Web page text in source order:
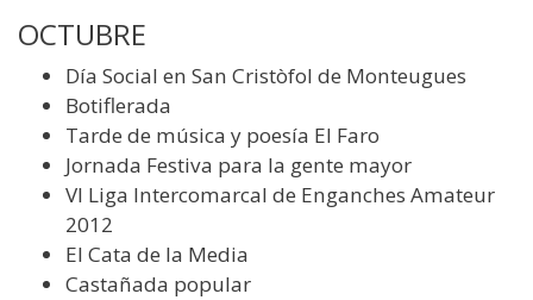
OCTUBRE
Día Social en San Cristòfol de Monteugues
Botiflerada
Tarde de música y poesía El Faro
Jornada Festiva para la gente mayor
VI Liga Intercomarcal de Enganches Amateur
2012
El Cata de la Media
Castañada popular